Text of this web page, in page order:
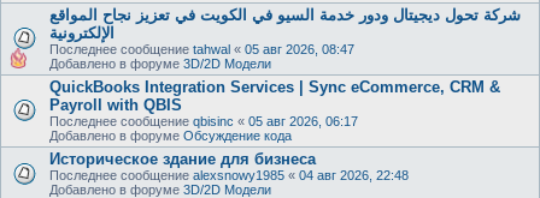
شركة تحول ديجيتال ودور خدمة السيو في الكويت في تعزيز نجاح المواقع
الإلكترونية
Последнее сообщение tahwal « 05 авг 2026, 08:47
Добавлено в форуме 3D/2D Модели
QuickBooks Integration Services | Sync eCommerce, CRM &
Payroll with QBIS
Последнее сообщение qbisinc « 05 авг 2026, 06:17
Добавлено в форуме Обсуждение кода
Историческое здание для бизнеса
Последнее сообщение alexsnowy1985 « 04 авг 2026, 22:48
Добавлено в форуме 3D/2D Модели